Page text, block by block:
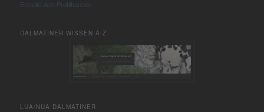
Erstelle dein Profilbanner
DALMATINER WISSEN A-Z
LUA/NUA DALMATINER